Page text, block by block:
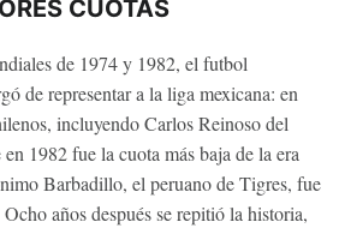
CUOTAS
de 1974 y 1982, el futbol
de representar a la liga mexicana: en
incluyendo Carlos Reinoso del
1982 fue la cuota más baja de la era
Barbadillo, el peruano de Tigres, fue
años después se repitió la historia,